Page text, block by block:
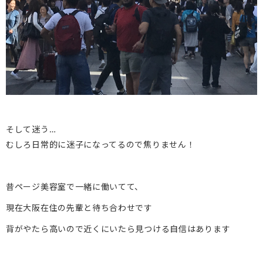
そして迷う…
むしろ日常的に迷子になってるので焦りません！
昔ページ美容室で一緒に働いてて、
現在大阪在住の先輩と待ち合わせです
背がやたら高いので近くにいたら見つける自信はあります